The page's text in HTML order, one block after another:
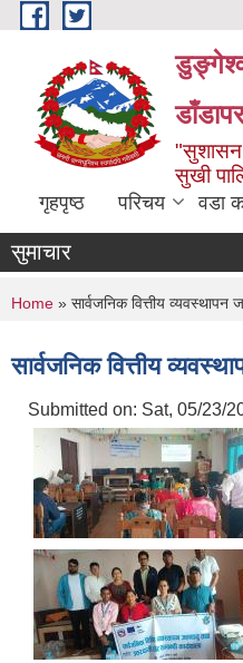
Skip to main content
"सुशासन
सुखी
गृहपृष्ठ परिचय वडा
सुमाचार
You are here
Home » सार्वजनिक वित्तीय व्यवस्थापन
सार्वजनिक वित्तीय
Submitted on: Sat, 05/23/